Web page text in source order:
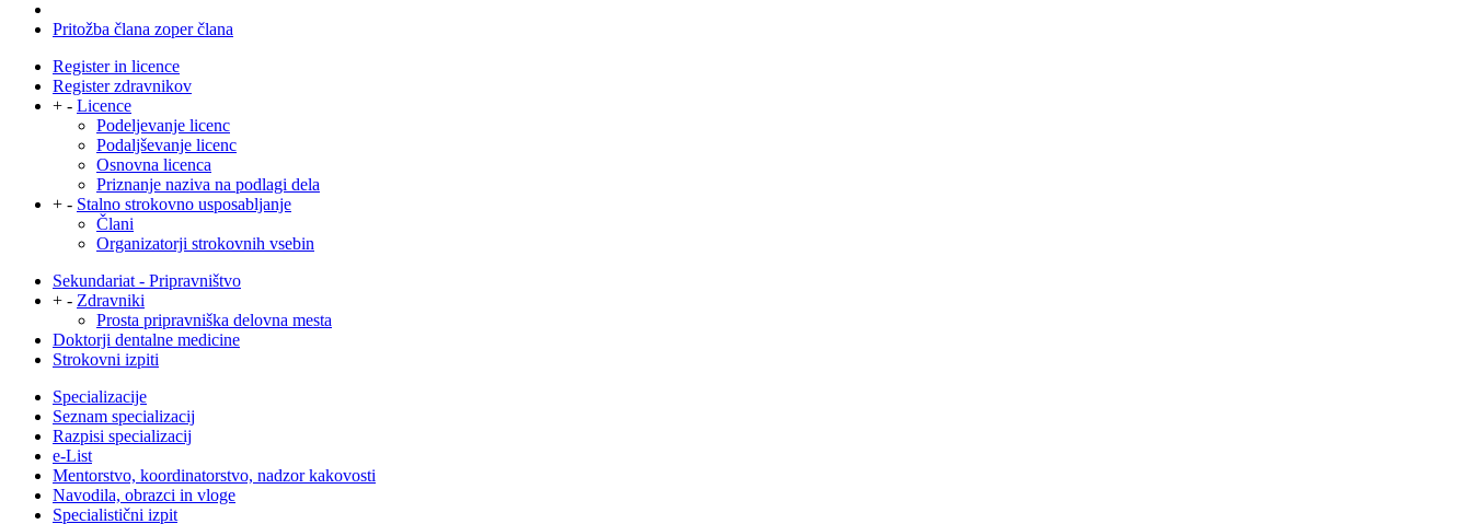
Pritožba člana zoper člana
Register in licence
Register zdravnikov
+ - Licence
Podeljevanje licenc
Podaljševanje licenc
Osnovna licenca
Priznanje naziva na podlagi dela
+ - Stalno strokovno usposabljanje
Člani
Organizatorji strokovnih vsebin
Sekundariat - Pripravništvo
+ - Zdravniki
Prosta pripravniška delovna mesta
Doktorji dentalne medicine
Strokovni izpiti
Specializacije
Seznam specializacij
Razpisi specializacij
e-List
Mentorstvo, koordinatorstvo, nadzor kakovosti
Navodila, obrazci in vloge
Specialistični izpit